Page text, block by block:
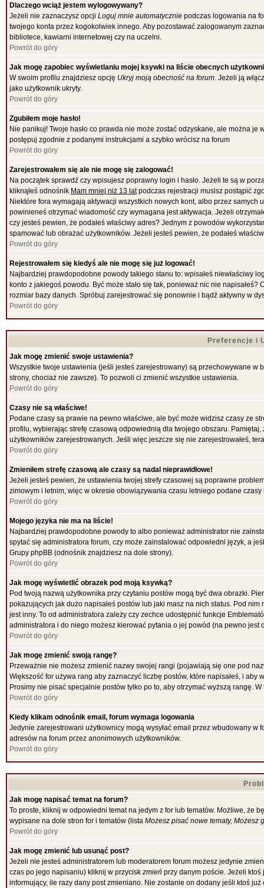
Dlaczego wciąż jestem wylogowywany?
Jeżeli nie zaznaczysz opcji Loguj mnie automatycznie podczas logowania na
twojego konta przez kogokolwiek innego. Aby pozostawać zalogowanym
bibliotece, kawiarni internetowej czy na uczelni.
Powrót do góry
Jak mogę zapobiec wyświetlaniu mojej ksywki na liście obecnych
W swoim profilu znajdziesz opcję Ukryj moją obecność na forum. Jeżeli ją
jako użytkownik ukryty.
Powrót do góry
Zgubiłem moje hasło!
Nie panikuj! Twoje hasło co prawda nie może zostać odzyskane, ale można
postępuj zgodnie z podanymi instrukcjami a szybko wrócisz na forum
Powrót do góry
Zarejestrowałem się ale nie mogę się zalogować!
Na początek sprawdź czy wpisujesz poprawny login i hasło. Jeżeli te są w
kliknąłeś odnośnik Mam mniej niż 13 latpodczas rejestracji musisz postąpić
Niektóre fora wymagają aktywacji wszystkich nowych kont, albo przez
powinieneś otrzymać wiadomość czy wymagana jest aktywacja. Jeżeli
czy jesteś pewien, że podałeś właściwy adres? Jednym z powodów
spamować lub obrażać użytkowników. Jeżeli jesteś pewien, że podałeś
Powrót do góry
Rejestrowałem się kiedyś ale nie mogę się już logować!
Najbardziej prawdopodobne powody takiego stanu to: wpisałeś niewłaściwy
konto z jakiegoś powodu. Być może stało się tak, ponieważ nic nie
rozmiar bazy danych. Spróbuj zarejestrować się ponownie i bądź aktywny w
Powrót do góry
Preferencje i
Jak mogę zmienić swoje ustawienia?
Wszystkie twoje ustawienia (jeśli jesteś zarejestrowany) są przechowywane w
strony, chociaż nie zawsze). To pozwoli ci zmienić wszystkie ustawienia.
Powrót do góry
Czasy nie są właściwe!
Podane czasy są prawie na pewno właściwe, ale być może widzisz czasy ze
profilu, wybierając strefę czasową odpowiednią dla twojego obszaru.
użytkowników zarejestrowanych. Jeśli więc jeszcze się nie zarejestrowałeś,
Powrót do góry
Zmieniłem strefę czasową ale czasy są nadal nieprawidłowe!
Jeżeli jesteś pewien, że ustawienia twojej strefy czasowej są poprawne
zimowym i letnim, więc w okresie obowiązywania czasu letniego podane
Powrót do góry
Mojego języka nie ma na liście!
Najbardziej prawdopodobne powody to albo ponieważ administrator nie
spytać się administratora forum, czy może zainstalować odpowiedni język, a
Grupy phpBB (odnośnik znajdziesz na dole strony).
Powrót do góry
Jak mogę wyświetlić obrazek pod moją ksywką?
Pod twoją nazwą użytkownika przy czytaniu postów mogą być dwa obrazki.
pokazujących jak dużo napisałeś postów lub jaki masz na nich status. Pod
jest inny. To od administratora zależy czy zechce udostępnić funkcje
administratora i do niego możesz kierować pytania o jej powód (na pewno jest
Powrót do góry
Jak mogę zmienić swoją rangę?
Przeważnie nie możesz zmienić nazwy swojej rangi (pojawiają się one pod
Większość for używa rang aby zaznaczyć liczbę postów, które napisałeś, i
Prosimy nie pisać specjalnie postów tylko po to, aby otrzymać wyższą rangę.
Powrót do góry
Kiedy klikam odnośnik email, forum wymaga logowania
Jedynie zarejestrowani użytkownicy mogą wysyłać email przez wbudowany w
adresów na forum przez anonimowych użytkowników.
Powrót do góry
Jak mogę napisać temat na forum?
To proste, kliknij w odpowiedni temat na jedym z for lub tematów. Możliwe, że
wypisane na dole stron for i tematów (lista Możesz pisać nowe tematy, Możesz
Powrót do góry
Jak mogę zmienić lub usunąć post?
Jeżeli nie jesteś administratorem lub moderatorem forum możesz jedynie
czas po jego napisaniu) kliknij w przycisk zmień przy danym poście. Jeżeli
informujący, ile razy dany post zmieniano. Nie zostanie on dodany jeśli ktoś